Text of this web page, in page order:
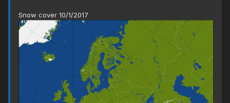
Snow cover 10/1/2017